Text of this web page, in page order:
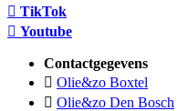
TikTok
Youtube
Contactgegevens
Olie&zo Boxtel
Olie&zo Den Bosch